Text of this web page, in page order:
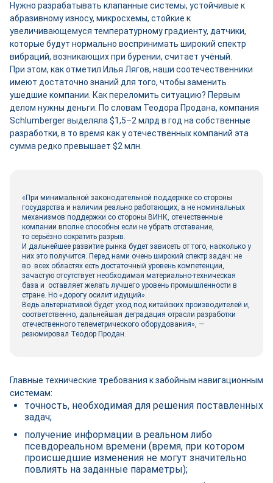
Нужно разрабатывать клапанные системы, устойчивые к
абразивному износу, микросхемы, стойкие к
увеличивающемуся температурному градиенту, датчики,
которые будут нормально воспринимать широкий спектр
вибраций, возникающих при бурении, считает учёный.
При этом, как отметил Илья Лягов, наши соотечественники
имеют достаточно знаний для того, чтобы заменить
ушедшие компании. Как переломить ситуацию? Первым
делом нужны деньги. По словам Теодора Продана, компания
Schlumberger выделяла $1,5–2 млрд в год на собственные
разработки, в то время как у отечественных компаний эта
сумма редко превышает $2 млн.
«При минимальной законодательной поддержке со стороны
государства и наличии реально работающих, а не номинальных
механизмов поддержки со стороны ВИНК, отечественные
компании вполне способны если не убрать отставание,
то серьёзно сократить разрыв.
И дальнейшее развитие рынка будет зависеть от того, насколько у
них это получится. Перед нами очень широкий спектр задач: не
во всех областях есть достаточный уровень компетенции,
зачастую отсутствует необходимая материально-техническая
база и оставляет желать лучшего уровень промышленности в
стране. Но «дорогу осилит идущий».
Ведь альтернативой будет уход под китайских производителей и,
соответственно, дальнейшая деградация отрасли разработки
отечественного телеметрического оборудования», —
резюмировал Теодор Продан.
Главные технические требования к забойным навигационным
системам:
точность, необходимая для решения поставленных
задач;
получение информации в реальном либо
псевдореальном времени (время, при котором
происшедшие изменения не могут значительно
повлиять на заданные параметры);